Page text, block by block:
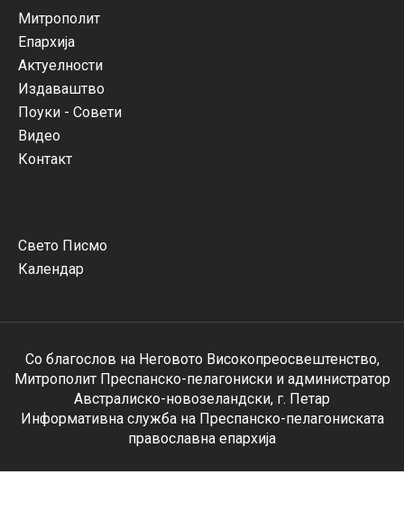
Митрополит
Епархија
Актуелности
Издаваштво
Поуки - Совети
Видео
Контакт
Свето Писмо
Календар
Со благослов на Неговото Високопреосвештенство,
Митрополит Преспанско-пелагониски и администратор
Австралиско-новозеландски, г. Петар
Информативна служба на Преспанско-пелагониската
православна епархија